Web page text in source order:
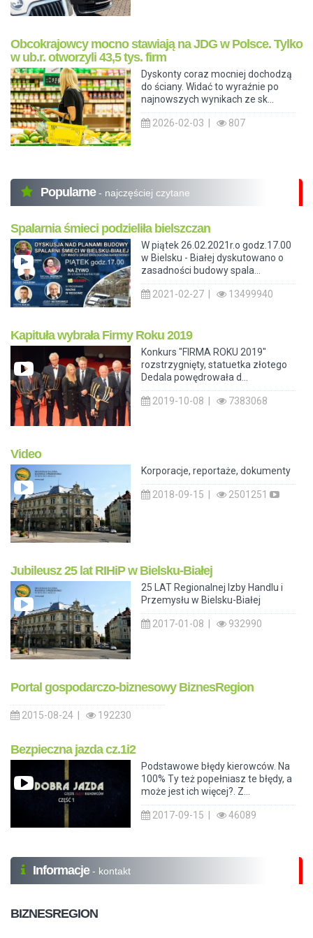
Obcokrajowcy mocno stawiają na JDG w Polsce. Tylko
w ub.r. otworzyli 43,5 tys. firm
Dyskonty coraz mocniej dochodzą
do ściany. Widać to wyraźnie po
najnowszych wynikach ze sk...
2026-02-03 | 807
Popularne - najczęściej czytane
Spalarnia śmieci podzieliła bielszczan
W piątek 26.02.2021r.o godz.17.00
w Bielsku - Białej dyskutowano o
zasadności budowy spala...
2021-02-27 | 13499940
Kapituła wybrała Firmy Roku 2019
Konkurs "FIRMA ROKU 2019"
rozstrzygnięty, statuetka złotego
Dedala powędrowała d...
2019-10-08 | 7383068
Video
Korporacje, reportaże, dokumenty
2018-09-15 | 2501251
Jubileusz 25 lat RIHiP w Bielsku-Białej
25 LAT Regionalnej Izby Handlu i
Przemysłu w Bielsku-Białej
2017-01-08 | 932990
Portal gospodarczo-biznesowy BiznesRegion
2015-08-24 | 192230
Bezpieczna jazda cz.1i2
Podstawowe błędy kierowców. Na
100% Ty też popełniasz te błędy, a
może jest ich więcej?. Z...
2017-09-15 | 46089
Informacje - kontakt
BIZNESREGION